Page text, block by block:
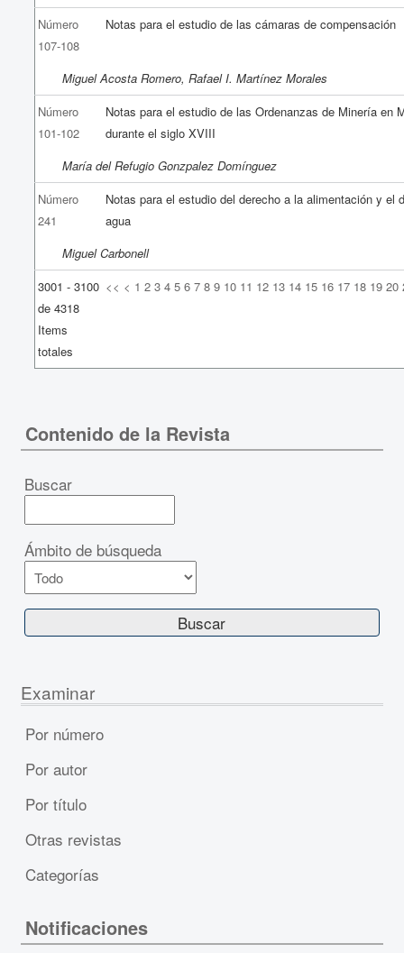
Número
107-108
Notas para el estudio de las cámaras de compensación
Miguel Acosta Romero, Rafael I. Martínez Morales
Número
101-102
Notas para el estudio de las Ordenanzas de Minería en
durante el siglo XVIII
María del Refugio Gonzpalez Domínguez
Número
241
Notas para el estudio del derecho a la alimentación y el
agua
Miguel Carbonell
3001 - 3100
de 4318
Items
totales
<< < 1 2 3 4 5 6 7 8 9 10 11 12 13 14 15 16 17 18 19 20
Contenido de la Revista
Buscar
Ámbito de búsqueda
Examinar
Por número
Por autor
Por título
Otras revistas
Categorías
Notificaciones